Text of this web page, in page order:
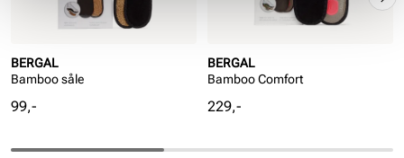
BERGAL
Bamboo såle
Pris
99,-
BERGAL
Bamboo Comfort
Pris
229,-